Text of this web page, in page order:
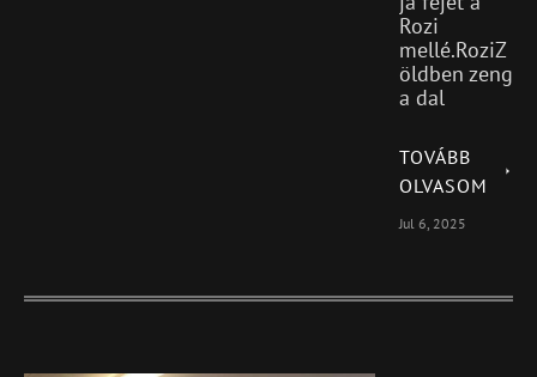
Rozi
mellé.RoziZ
öldben zeng
a dal
TOVÁBB
OLVASOM
Jul 6, 2025